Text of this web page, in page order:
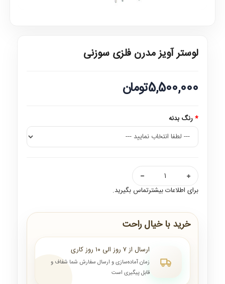
لوستر آویز مدرن فلزی سوزنی
5,500,000تومان
رنگ بدنه
برای اطلاعات بیشترتماس بگیرید.
خرید با خیال راحت
ارسال از ۷ روز الی ۱۰ روز کاری
زمان آماده‌سازی و ارسال سفارش شما شفاف و
قابل پیگیری است